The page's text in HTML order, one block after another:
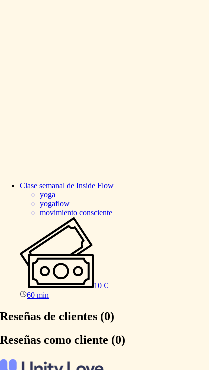
Clase semanal de Inside Flow
yoga
yogaflow
movimiento consciente
10 €
60 min
Reseñas de clientes (0)
Reseñas como cliente (0)